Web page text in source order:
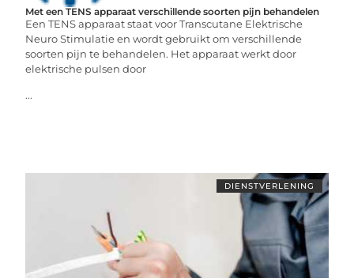
Met een TENS apparaat verschillende soorten pijn behandelen
Een TENS apparaat staat voor Transcutane Elektrische
Neuro Stimulatie en wordt gebruikt om verschillende
soorten pijn te behandelen. Het apparaat werkt door
elektrische pulsen door
...
DIENSTVERLENING